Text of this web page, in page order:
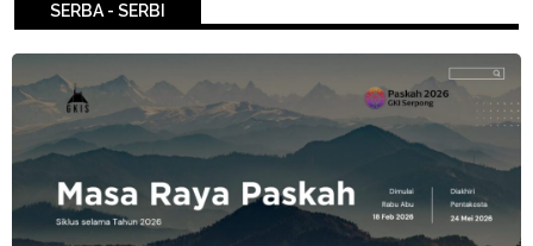
SERBA - SERBI